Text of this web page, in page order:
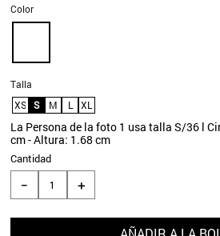
Talla
XS
S M L XL
Color
La Persona de la foto 1 usa talla S/36 l
cm - Altura: 1.68 cm
Cantidad
＋
－
7.
8.
collar
9.
aros
10 .